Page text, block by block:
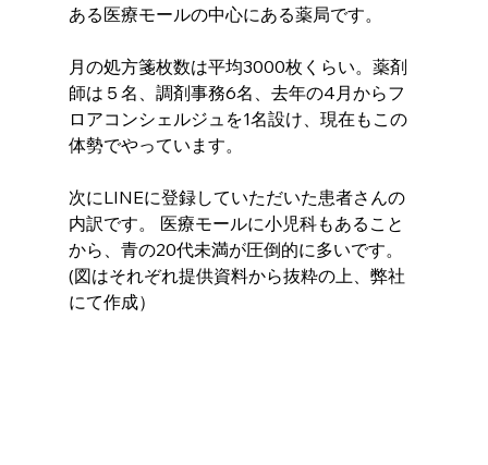
ある医療モールの中心にある薬局です。
月の処方箋枚数は平均3000枚くらい。薬剤
師は５名、調剤事務6名、去年の4月からフ
ロアコンシェルジュを1名設け、現在もこの
体勢でやっています。
次にLINEに登録していただいた患者さんの
内訳です。 医療モールに小児科もあること
から、青の20代未満が圧倒的に多いです。
(図はそれぞれ提供資料から抜粋の上、弊社
にて作成）